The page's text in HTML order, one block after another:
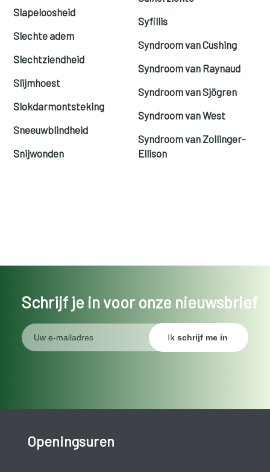
Slapeloosheid
Slechte adem
Slechtziendheid
Slijmhoest
Slokdarmontsteking
Sneeuwblindheid
Snijwonden
Syfillis
Syndroom van Cushing
Syndroom van Raynaud
Syndroom van Sjögren
Syndroom van West
Syndroom van Zollinger-
Ellison
Schrijf je in voor onze nieuwsbrief
Openingsuren